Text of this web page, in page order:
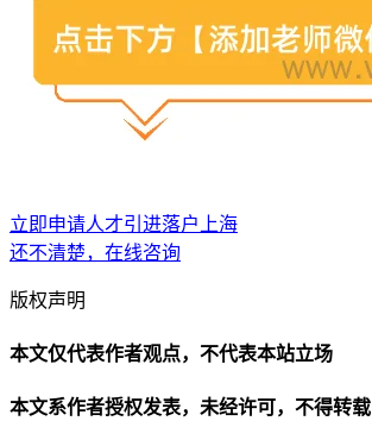
立即申请人才引进落户上海
还不清楚，在线咨询
版权声明
本文仅代表作者观点，不代表本站立场
本文系作者授权发表，未经许可，不得转载